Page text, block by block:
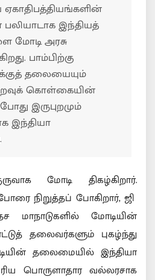
பலியாடாக இந்தியத்
மோடி அரசு
பாம்பிற்கு
தலையையும்
கொள்கையின்
இருபுறமும்
இந்தியா
மோடி திகழ்கிறார்.
நிறுத்தப் போகிறார், ஜி
மோடியின்
தலைவர்களும் புகழ்ந்து
தலைமையில் இந்தியா
பொருளாதார வல்லரசாக